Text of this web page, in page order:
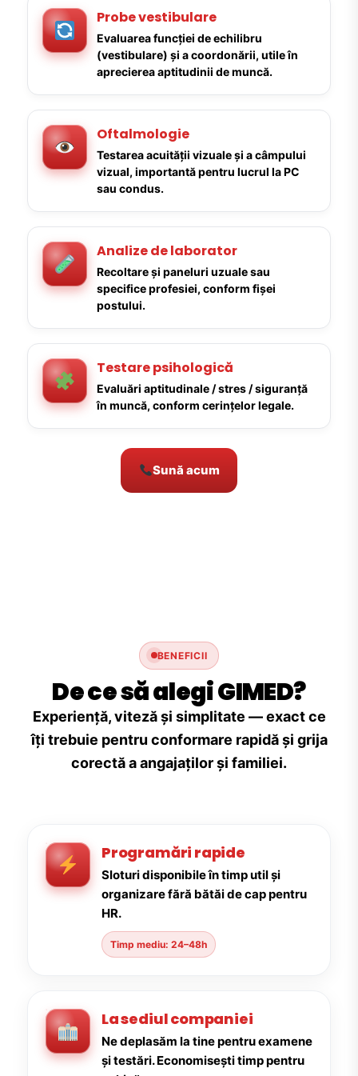
Probe vestibulare
Evaluarea funcției de echilibru
(vestibulare) și a coordonării, utile în
aprecierea aptitudinii de muncă.
Oftalmologie
Testarea acuității vizuale și a câmpului
vizual, importantă pentru lucrul la PC
sau condus.
Analize de laborator
Recoltare și paneluri uzuale sau
specifice profesiei, conform fișei
postului.
Testare psihologică
Evaluări aptitudinale / stres / siguranță
în muncă, conform cerințelor legale.
Sună acum
BENEFICII
De ce să alegi GIMED?
Experiență, viteză și simplitate — exact ce
îți trebuie pentru conformare rapidă și grija
corectă a angajaților și familiei.
Programări rapide
Sloturi disponibile în timp util și
organizare fără bătăi de cap pentru
HR.
Timp mediu: 24–48h
La sediul companiei
Ne deplasăm la tine pentru examene
și testări. Economisești timp pentru